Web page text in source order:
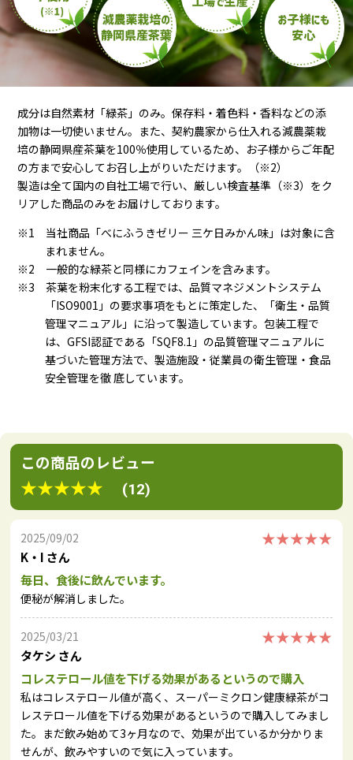
成分は自然素材「緑茶」のみ。保存料・着色料・香料などの添
加物は一切使いません。また、契約農家から仕入れる減農薬栽
培の静岡県産茶葉を100％使用しているため、お子様からご年配
の方まで安心してお召し上がりいただけます。（※2）
製造は全て国内の自社工場で行い、厳しい検査基準（※3）をク
リアした商品のみをお届けしております。
※1 当社商品「べにふうきゼリー 三ケ日みかん味」は対象に含
まれません。
※2 一般的な緑茶と同様にカフェインを含みます。
※3 茶葉を粉末化する工程では、品質マネジメントシステム
「ISO9001」の要求事項をもとに策定した、「衛生・品質
管理マニュアル」に沿って製造しています。包装工程で
は、GFSI認証である「SQF8.1」の品質管理マニュアルに
基づいた管理方法で、製造施設・従業員の衛生管理・食品
安全管理を徹 底しています。
この商品のレビュー
★★★★★ (12)
2025/09/02
K・I さん
★★★★★
毎日、食後に飲んでいます。
便秘が解消しました。
2025/03/21
タケシ さん
★★★★★
コレステロール値を下げる効果があるというので購入
私はコレステロール値が高く、スーパーミクロン健康緑茶がコ
レステロール値を下げる効果があるというので購入してみまし
た。まだ飲み始めて3ヶ月なので、効果が出ているか分かりま
せんが、飲みやすいので気に入っています。